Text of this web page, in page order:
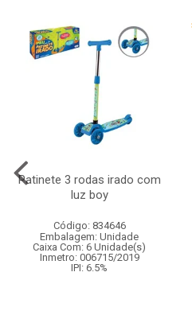
Patinete 3 rodas irado com
luz boy
Código: 834646
Embalagem: Unidade
Caixa Com: 6 Unidade(s)
Inmetro: 006715/2019
IPI: 6.5%